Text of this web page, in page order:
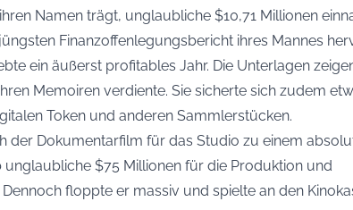
Namen trägt, unglaubliche $10,71 Millionen
Finanzoffenlegungsbericht ihres Mannes
ein äußerst profitables Jahr. Die Unterlagen
Memoiren verdiente. Sie sicherte sich zudem
Token und anderen Sammlerstücken.
der Dokumentarfilm für das Studio zu einem
unglaubliche $75 Millionen für die Produktion und
floppte er massiv und spielte an den